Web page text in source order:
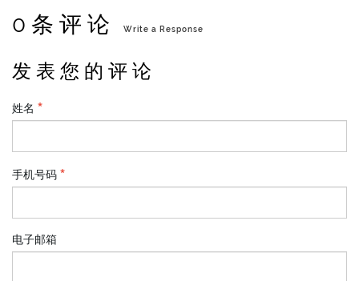
0 条 评 论 Write a Response
发 表 您 的 评 论
姓名
手机号码
电子邮箱